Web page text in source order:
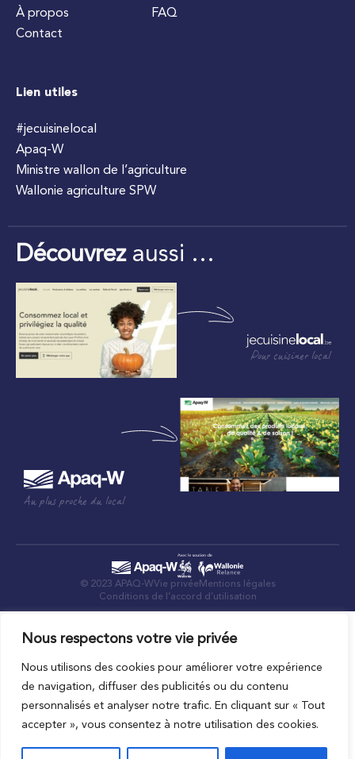
Nous respectons votre vie privée
Nous utilisons des cookies pour améliorer votre expérience
de navigation, diffuser des publicités ou du contenu
personnalisés et analyser notre trafic. En cliquant sur « Tout
accepter », vous consentez à notre utilisation des cookies.
À propos
Contact
FAQ
Lien utiles
#jecuisinelocal
Apaq-W
Ministre wallon de l’agriculture
Wallonie agriculture SPW
Découvrezaussi …
Pour cuisiner local
Au plus proche du local
© 2023 APAQ-WVie privée Mentions légales
Conditions de l’accord d’utilisation